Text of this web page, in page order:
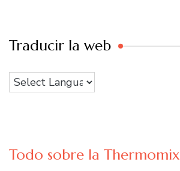
Traducir la web
Todo sobre la Thermomix